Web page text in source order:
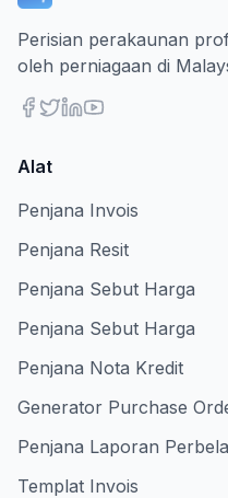
Perisian perakaunan
oleh perniagaan di
Alat
Penjana Invois
Penjana Resit
Penjana Sebut Harga
Penjana Sebut Harga
Penjana Nota Kredit
Generator Purchase
Penjana Laporan
Templat Invois